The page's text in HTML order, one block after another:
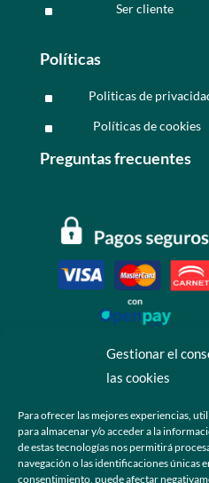
Gestionar el
las cookies
Para ofrecer las mejores experiencias,
para almacenar y/o acceder a la
de estas tecnologías nos permitirá
navegación o las identificaciones únicas
consentimiento, puede afectar
^ Ser cliente
Políticas
^ Politicas de
^ Políticas de cookies
Preguntas frecuentes
 +52 55 6173 7725
 hola@grupo-